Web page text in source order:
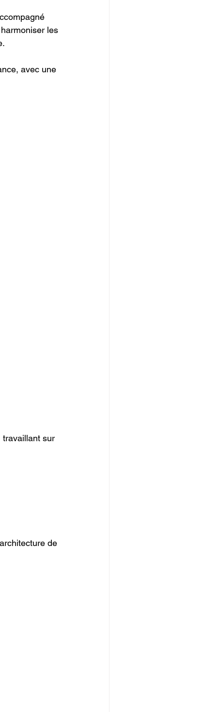
les
avec une
travaillant sur
de